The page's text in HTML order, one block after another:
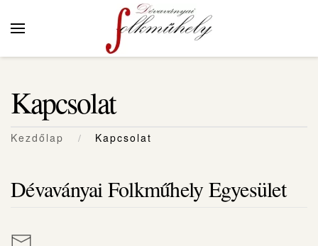
Skip to main content
Kapcsolat
Kezdőlap Kapcsolat
Dévaványai Folkműhely Egyesület